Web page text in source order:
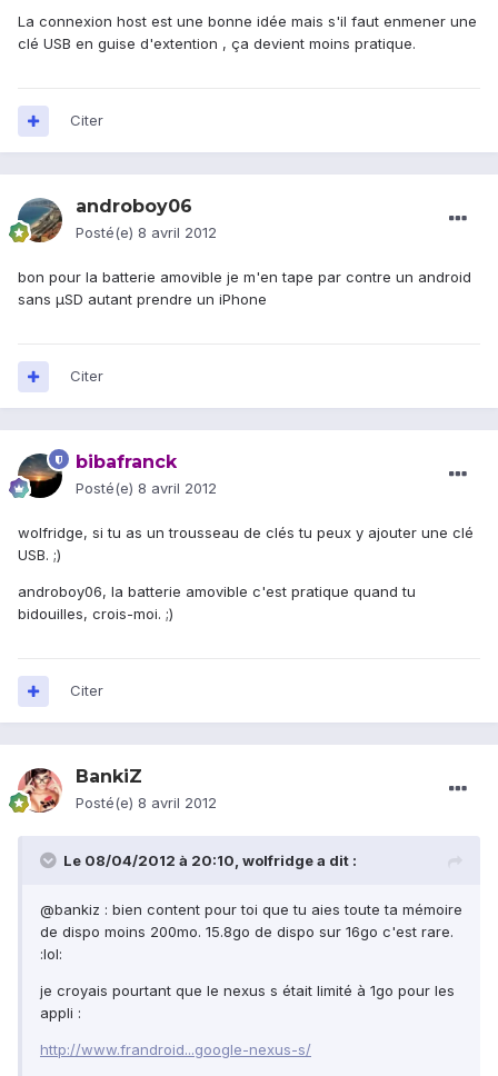
La connexion host est une bonne idée mais s'il faut enmener une
clé USB en guise d'extention , ça devient moins pratique.
Citer
androboy06
Posté(e) 8 avril 2012
bon pour la batterie amovible je m'en tape par contre un android
sans µSD autant prendre un iPhone
Citer
bibafranck
Posté(e) 8 avril 2012
wolfridge, si tu as un trousseau de clés tu peux y ajouter une clé
USB. ;)
androboy06, la batterie amovible c'est pratique quand tu
bidouilles, crois-moi. ;)
Citer
BankiZ
Posté(e) 8 avril 2012
Le 08/04/2012 à 20:10, wolfridge a dit :
@bankiz : bien content pour toi que tu aies toute ta mémoire
de dispo moins 200mo. 15.8go de dispo sur 16go c'est rare.
:lol:
je croyais pourtant que le nexus s était limité à 1go pour les
appli :
http://www.frandroid...google-nexus-s/